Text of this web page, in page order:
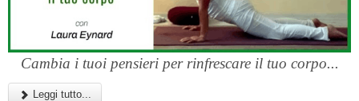
Cambia i tuoi pensieri per rinfrescare il tuo corpo...
Leggi tutto...